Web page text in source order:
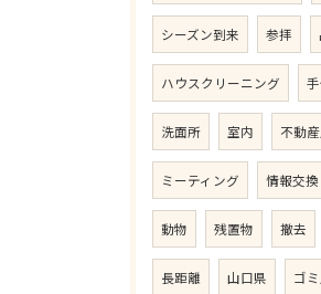
シーズン到来 参拝
ハウスクリーニング
洗面所 室内 不動
ミーティング 情報交換
動物 残置物 撤去
長距離 山口県 ゴ